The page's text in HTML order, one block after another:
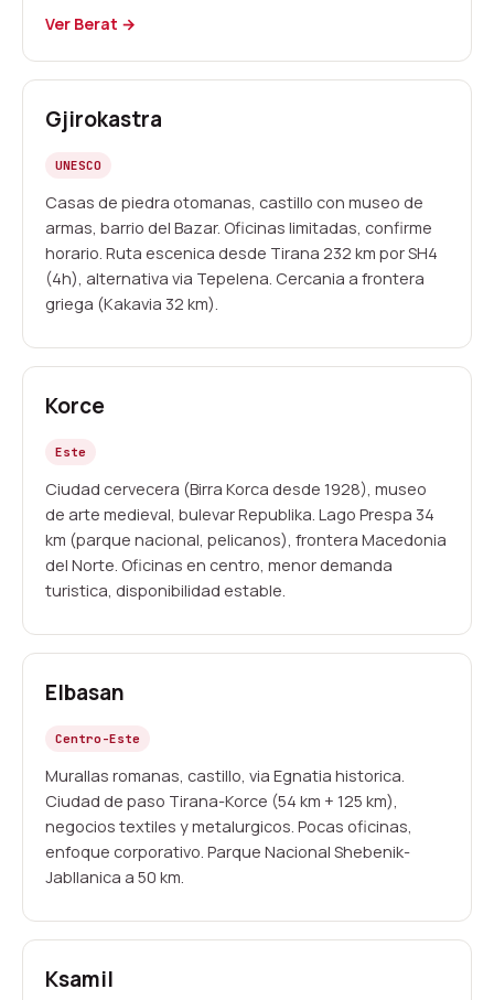
Ver Berat →
Gjirokastra
UNESCO
Casas de piedra otomanas, castillo con museo de
armas, barrio del Bazar. Oficinas limitadas, confirme
horario. Ruta escenica desde Tirana 232 km por SH4
(4h), alternativa via Tepelena. Cercania a frontera
griega (Kakavia 32 km).
Korce
Este
Ciudad cervecera (Birra Korca desde 1928), museo
de arte medieval, bulevar Republika. Lago Prespa 34
km (parque nacional, pelicanos), frontera Macedonia
del Norte. Oficinas en centro, menor demanda
turistica, disponibilidad estable.
Elbasan
Centro-Este
Murallas romanas, castillo, via Egnatia historica.
Ciudad de paso Tirana-Korce (54 km + 125 km),
negocios textiles y metalurgicos. Pocas oficinas,
enfoque corporativo. Parque Nacional Shebenik-
Jabllanica a 50 km.
Ksamil